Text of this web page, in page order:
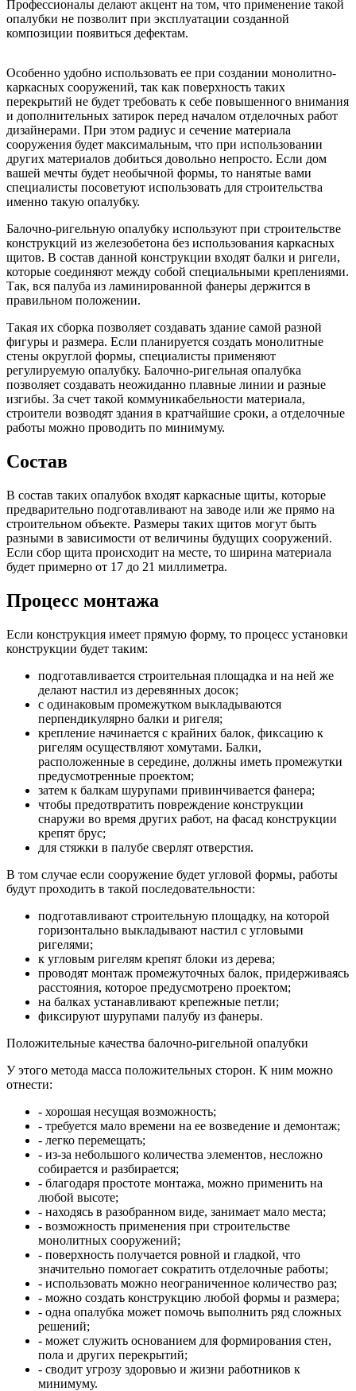
Профессионалы делают акцент на том, что применение такой
опалубки не позволит при эксплуатации созданной
композиции появиться дефектам.
Особенно удобно использовать ее при создании монолитно-
каркасных сооружений, так как поверхность таких
перекрытий не будет требовать к себе повышенного внимания
и дополнительных затирок перед началом отделочных работ
дизайнерами. При этом радиус и сечение материала
сооружения будет максимальным, что при использовании
других материалов добиться довольно непросто. Если дом
вашей мечты будет необычной формы, то нанятые вами
специалисты посоветуют использовать для строительства
именно такую опалубку.
Балочно-ригельную опалубку используют при строительстве
конструкций из железобетона без использования каркасных
щитов. В состав данной конструкции входят балки и ригели,
которые соединяют между собой специальными креплениями.
Так, вся палуба из ламинированной фанеры держится в
правильном положении.
Такая их сборка позволяет создавать здание самой разной
фигуры и размера. Если планируется создать монолитные
стены округлой формы, специалисты применяют
регулируемую опалубку. Балочно-ригельная опалубка
позволяет создавать неожиданно плавные линии и разные
изгибы. За счет такой коммуникабельности материала,
строители возводят здания в кратчайшие сроки, а отделочные
работы можно проводить по минимуму.
Состав
В состав таких опалубок входят каркасные щиты, которые
предварительно подготавливают на заводе или же прямо на
строительном объекте. Размеры таких щитов могут быть
разными в зависимости от величины будущих сооружений.
Если сбор щита происходит на месте, то ширина материала
будет примерно от 17 до 21 миллиметра.
Процесс монтажа
Если конструкция имеет прямую форму, то процесс установки
конструкции будет таким:
подготавливается строительная площадка и на ней же
делают настил из деревянных досок;
с одинаковым промежутком выкладываются
перпендикулярно балки и ригеля;
крепление начинается с крайних балок, фиксацию к
ригелям осуществляют хомутами. Балки,
расположенные в середине, должны иметь промежутки
предусмотренные проектом;
затем к балкам шурупами привинчивается фанера;
чтобы предотвратить повреждение конструкции
снаружи во время других работ, на фасад конструкции
крепят брус;
для стяжки в палубе сверлят отверстия.
В том случае если сооружение будет угловой формы, работы
будут проходить в такой последовательности:
подготавливают строительную площадку, на которой
горизонтально выкладывают настил с угловыми
ригелями;
к угловым ригелям крепят блоки из дерева;
проводят монтаж промежуточных балок, придерживаясь
расстояния, которое предусмотрено проектом;
на балках устанавливают крепежные петли;
фиксируют шурупами палубу из фанеры.
Положительные качества балочно-ригельной опалубки
У этого метода масса положительных сторон. К ним можно
отнести:
- хорошая несущая возможность;
- требуется мало времени на ее возведение и демонтаж;
- легко перемещать;
- из-за небольшого количества элементов, несложно
собирается и разбирается;
- благодаря простоте монтажа, можно применить на
любой высоте;
- находясь в разобранном виде, занимает мало места;
- возможность применения при строительстве
монолитных сооружений;
- поверхность получается ровной и гладкой, что
значительно помогает сократить отделочные работы;
- использовать можно неограниченное количество раз;
- можно создать конструкцию любой формы и размера;
- одна опалубка может помочь выполнить ряд сложных
решений;
- может служить основанием для формирования стен,
пола и других перекрытий;
- сводит угрозу здоровью и жизни работников к
минимуму.